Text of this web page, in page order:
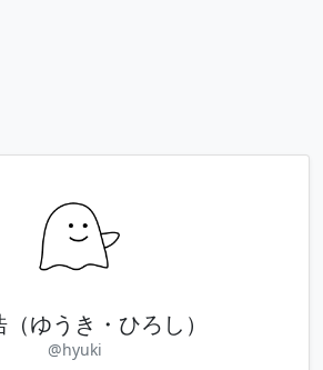
ゆうき・ひろし）
@hyuki